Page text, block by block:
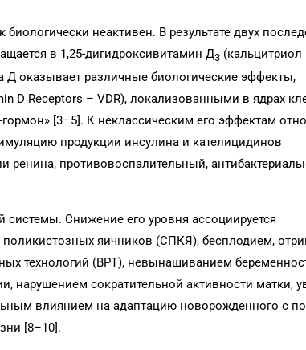
неактивен. В результате двух
в 1,25-дигидроксивитамин Д3 (кальцитриол
оказывает различные биологические эффекты,
D Receptors – VDR), локализованными в ядрах
[3–5]. К неклассическим его эффектам
продукции инсулина и кателицидинов
ренина, противовоспалительный,
системы. Снижение его уровня ассоциируется
яичников (СПКЯ), бесплодием,
технологий (ВРТ), невынашиванием
нарушением сократительной активности матки,
влиянием на адаптацию новорожденного с
[8–10].